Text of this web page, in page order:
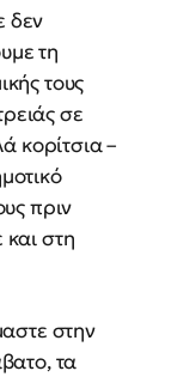
δεν
τη
τους
σε
κορίτσια –
πριν
στη
στην
τα